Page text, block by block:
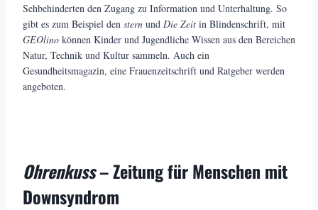
Sehbehinderten den Zugang zu Information und Unterhaltung. So
gibt es zum Beispiel den stern und Die Zeit in Blindenschrift, mit
GEOlino können Kinder und Jugendliche Wissen aus den Bereichen
Natur, Technik und Kultur sammeln. Auch ein
Gesundheitsmagazin, eine Frauenzeitschrift und Ratgeber werden
angeboten.
Ohrenkuss– Zeitung für Menschen mit
Downsyndrom